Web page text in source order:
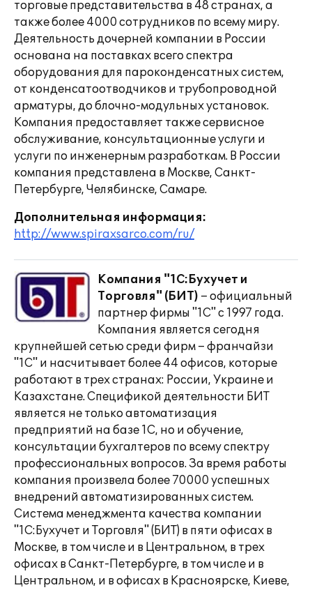
торговые представительства в 48 странах, а
также более 4000 сотрудников по всему миру.
Деятельность дочерней компании в России
основана на поставках всего спектра
оборудования для пароконденсатных систем,
от конденсатоотводчиков и трубопроводной
арматуры, до блочно-модульных установок.
Компания предоставляет также сервисное
обслуживание, консультационные услуги и
услуги по инженерным разработкам. В России
компания представлена в Москве, Санкт-
Петербурге, Челябинске, Самаре.
Дополнительная информация:
http://www.spiraxsarco.com/ru/
Компания "1С:Бухучет и
Торговля" (БИТ) – официальный
партнер фирмы "1С" с 1997 года.
Компания является сегодня
крупнейшей сетью среди фирм – франчайзи
"1С" и насчитывает более 44 офисов, которые
работают в трех странах: России, Украине и
Казахстане. Спецификой деятельности БИТ
является не только автоматизация
предприятий на базе 1С, но и обучение,
консультации бухгалтеров по всему спектру
профессиональных вопросов. За время работы
компания произвела более 70000 успешных
внедрений автоматизированных систем.
Система менеджмента качества компании
"1С:Бухучет и Торговля" (БИТ) в пяти офисах в
Москве, в том числе и в Центральном, в трех
офисах в Санкт-Петербурге, в том числе и в
Центральном, и в офисах в Красноярске, Киеве,